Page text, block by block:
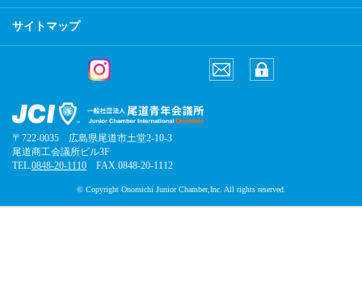
サイトマップ
〒722-0035 広島県尾道市土堂2-10-3
尾道商工会議所ビル3F
TEL.0848-20-1110 FAX.0848-20-1112
© Copyright Onomichi Junior Chamber,Inc. All rights reserved.